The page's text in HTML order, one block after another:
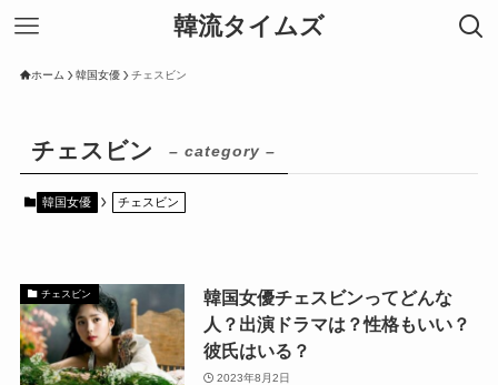
韓流タイムズ
ホーム 韓国女優 チェスビン
チェスビン – category –
韓国女優 チェスビン
チェスビン
韓国女優チェスビンってどんな
人？出演ドラマは？性格もいい？
彼氏はいる？
2023年8月2日